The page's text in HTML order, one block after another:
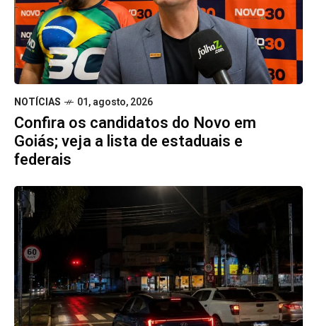
NOTÍCIAS 01, agosto, 2026
Confira os candidatos do Novo em
Goiás; veja a lista de estaduais e
federais